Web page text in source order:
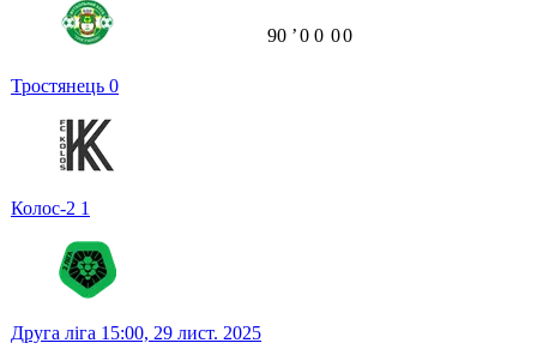
Тростянець 0
Колос-2 1
90 ʼ0 0 00
Друга ліга 15:00, 29 лист. 2025